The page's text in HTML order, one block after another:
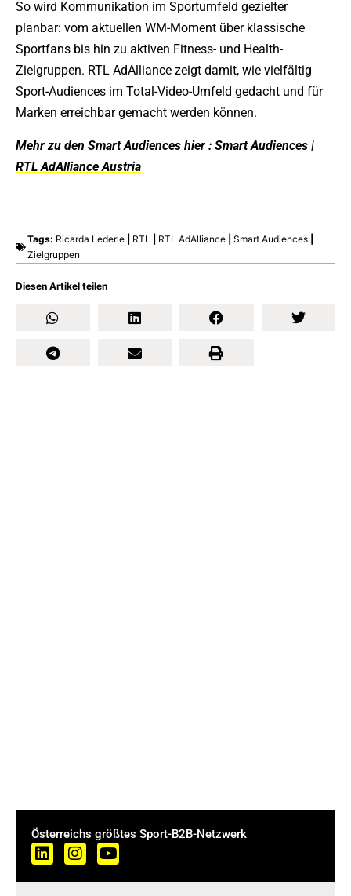
Diesen Artikel teilen
So wird Kommunikation im Sportumfeld gezielter
planbar: vom aktuellen WM-Moment über klassische
Sportfans bis hin zu aktiven Fitness- und Health-
Zielgruppen. RTL AdAlliance zeigt damit, wie vielfältig
Sport-Audiences im Total-Video-Umfeld gedacht und für
Marken erreichbar gemacht werden können.
Mehr zu den Smart Audiences hier : Smart Audiences |
RTL AdAlliance Austria
Tags: Ricarda Lederle RTL RTL AdAlliance Smart Audiences
Zielgruppen
Österreichs größtes Sport-B2B-Netzwerk